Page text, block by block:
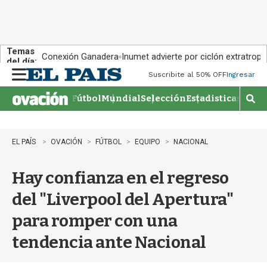
Temas
del día: Conexión Ganadera Inumet advierte por ciclón
n
u
Suscribite al 50% OFFIngresar
FútbolMundialSelecciónEstadisticas
M
o
EL PAÍS OVACIÓN FÚTBOL EQUIPO NACIONAL
Hay confianza en el regreso
del "Liverpool del Apertura"
para romper con una
tendencia ante Nacional